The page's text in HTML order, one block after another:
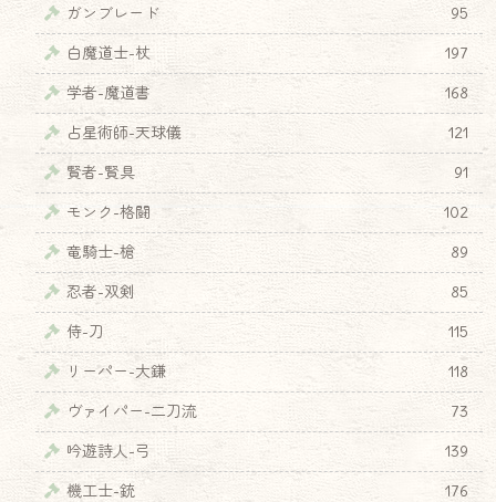
ガンブレード
95
白魔道士-杖
197
学者-魔道書
168
占星術師-天球儀
121
賢者-賢具
91
モンク-格闘
102
竜騎士-槍
89
忍者-双剣
85
侍-刀
115
リーパー-大鎌
118
ヴァイパー-二刀流
73
吟遊詩人-弓
139
機工士-銃
176